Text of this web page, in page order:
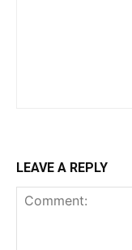
LEAVE A REPLY